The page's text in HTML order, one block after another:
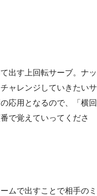
出す上回転サーブ。ナッ
ャレンジしていきたいサ
応用となるので、「横回
で覚えていってくださ
ムで出すことで相手のミ